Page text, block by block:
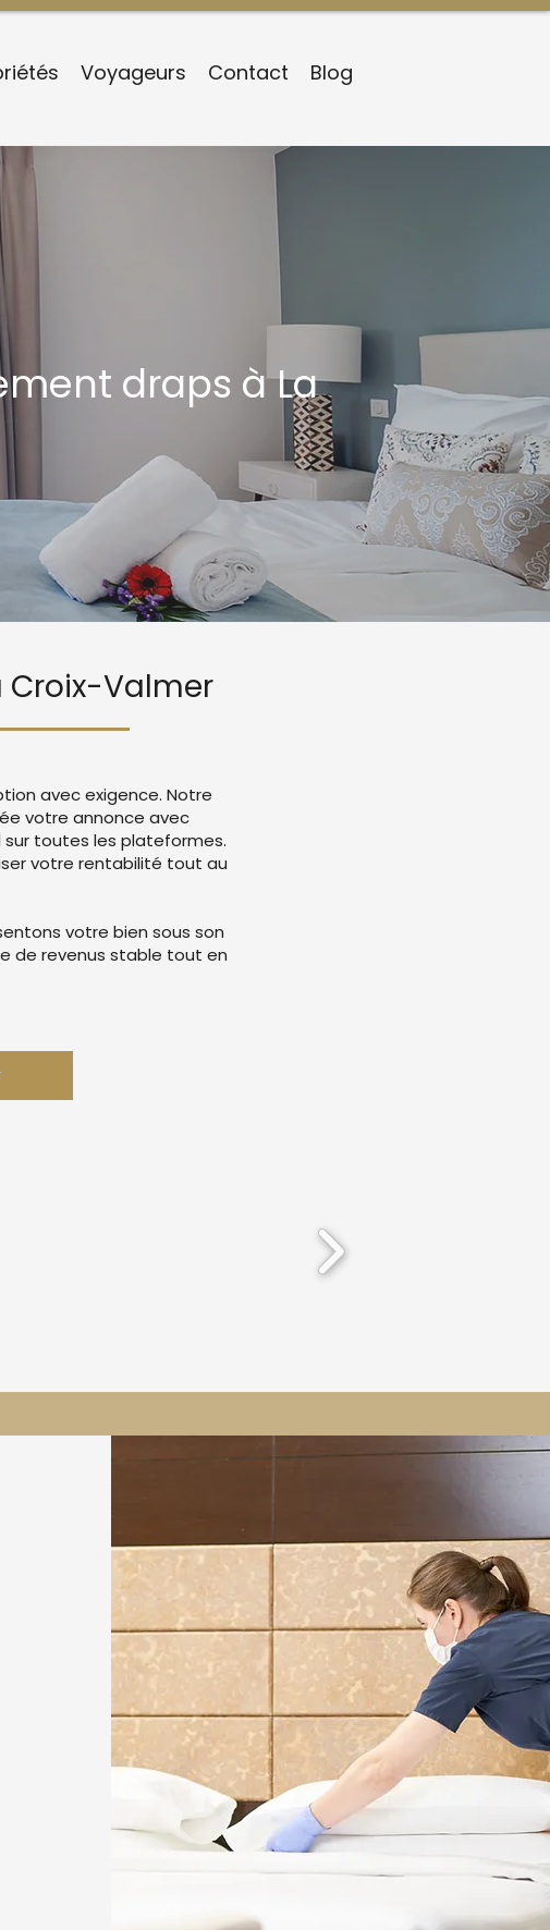
Voyageurs Contact Blog
draps à La
Croix-Valmer
avec exigence. Notre
votre annonce avec
toutes les plateformes.
votre rentabilité tout au
votre bien sous son
de revenus stable tout en